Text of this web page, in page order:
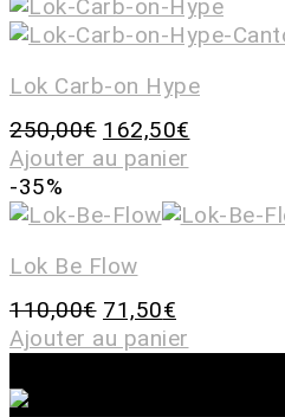
Lok Carb-on Hype
250,00€ 162,50€
Ajouter au panier
-35%
Lok Be Flow
110,00€ 71,50€
Ajouter au panier